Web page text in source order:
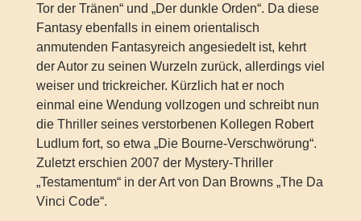
Tor der Tränen“ und „Der dunkle Orden“. Da diese
Fantasy ebenfalls in einem orientalisch
anmutenden Fantasyreich angesiedelt ist, kehrt
der Autor zu seinen Wurzeln zurück, allerdings viel
weiser und trickreicher. Kürzlich hat er noch
einmal eine Wendung vollzogen und schreibt nun
die Thriller seines verstorbenen Kollegen Robert
Ludlum fort, so etwa „Die Bourne-Verschwörung“.
Zuletzt erschien 2007 der Mystery-Thriller
„Testamentum“ in der Art von Dan Browns „The Da
Vinci Code“.